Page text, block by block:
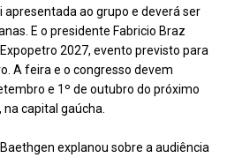
ao grupo e deverá ser
E o presidente Fabricio Braz
2027, evento previsto para
A feira e o congresso devem
e 1º de outubro do próximo
capital gaúcha.
explanou sobre a audiência